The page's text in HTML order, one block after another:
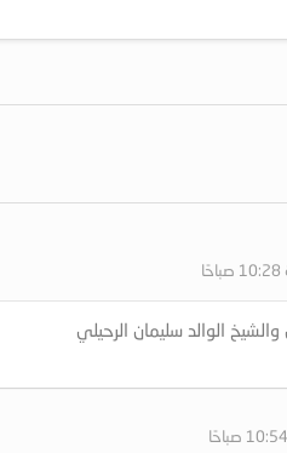
الوالد سليمان الرحيلي